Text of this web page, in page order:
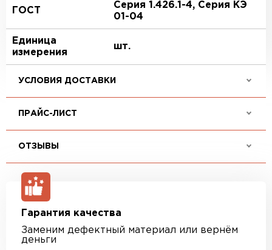
ГОСТ
Серия 1.426.1-4, Серия КЭ
01-04
Единица
измерения
шт.
УСЛОВИЯ ДОСТАВКИ
ПРАЙС-ЛИСТ
ОТЗЫВЫ
Гарантия качества
Заменим дефектный материал или вернём
деньги